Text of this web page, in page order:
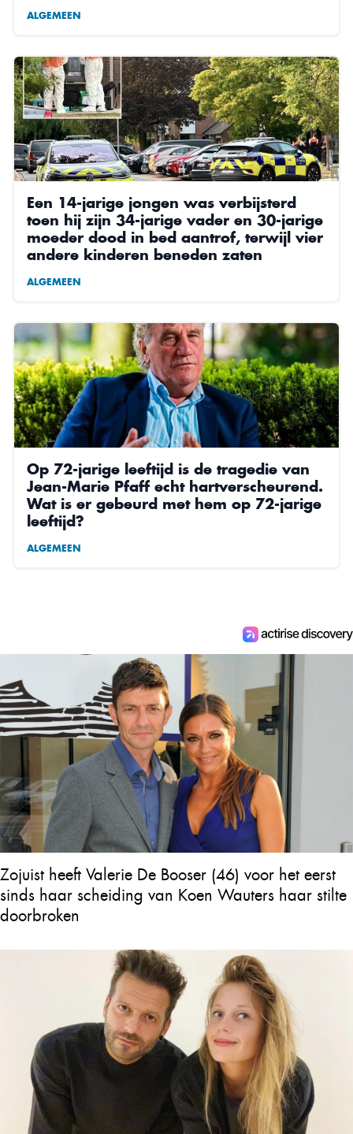
ALGEMEEN
Een 14-jarige jongen was verbijsterd
toen hij zijn 34-jarige vader en 30-jarige
moeder dood in bed aantrof, terwijl vier
andere kinderen beneden zaten
ALGEMEEN
Op 72-jarige leeftijd is de tragedie van
Jean-Marie Pfaff echt hartverscheurend.
Wat is er gebeurd met hem op 72-jarige
leeftijd?
ALGEMEEN
Zojuist heeft Valerie De Booser (46) voor het eerst
sinds haar scheiding van Koen Wauters haar stilte
doorbroken